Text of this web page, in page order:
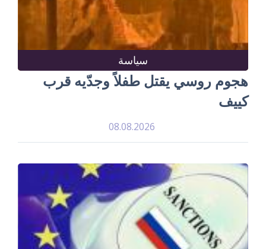
سياسة
هجوم روسي يقتل طفلاً وجدّيه قرب
كييف
08.08.2026